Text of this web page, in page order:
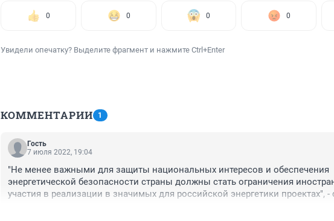
0 0 0 0
Увидели опечатку? Выделите фрагмент и нажмите Ctrl+Enter
КОММЕНТАРИИ 1
Гость
7 июля 2022, 19:04
"Не менее важными для защиты национальных интересов и обеспечения
энергетической безопасности страны должны стать ограничения
участия в реализации в значимых для российской энергетики проектах",